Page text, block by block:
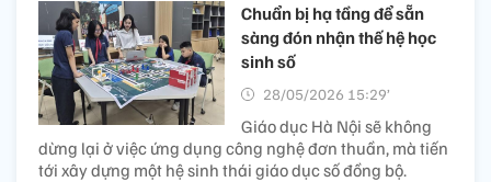
Chuẩn bị hạ tầng để sẵn
sàng đón nhận thế hệ học
sinh số
28/05/2026 15:29’
Giáo dục Hà Nội sẽ không
dừng lại ở việc ứng dụng công nghệ đơn thuần, mà tiến
tới xây dựng một hệ sinh thái giáo dục số đồng bộ.